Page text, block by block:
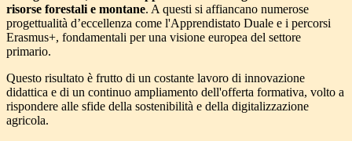
risorse forestali e montane. A questi si affiancano numerose
progettualità d’eccellenza come l'Apprendistato Duale e i percorsi
Erasmus+, fondamentali per una visione europea del settore
primario.
Questo risultato è frutto di un costante lavoro di innovazione
didattica e di un continuo ampliamento dell'offerta formativa, volto a
rispondere alle sfide della sostenibilità e della digitalizzazione
agricola.